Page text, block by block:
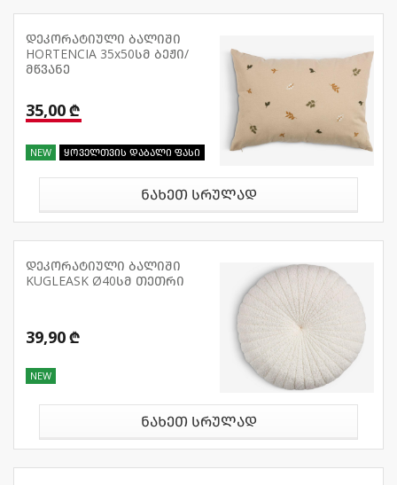
დეკორატიული ბალიში
HORTENCIA 35x50სმ ბეჟი/
მწვანე
35,00 ₾
NEW ყოველთვის დაბალი ფასი
ნახეთ სრულად
დეკორატიული ბალიში
KUGLEASK Ø40სმ თეთრი
39,90 ₾
NEW
ნახეთ სრულად